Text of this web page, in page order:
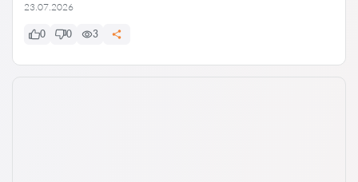
23.07.2026
0 0 3